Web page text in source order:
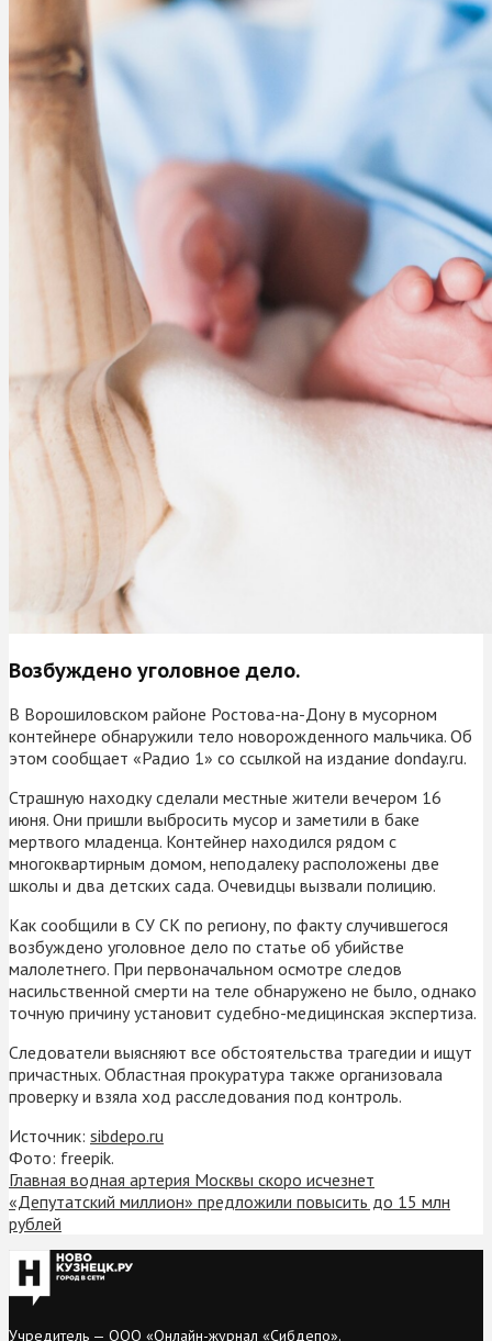
Возбуждено уголовное дело.
В Ворошиловском районе Ростова-на-Дону в мусорном
контейнере обнаружили тело новорожденного мальчика. Об
этом сообщает «Радио 1» со ссылкой на издание donday.ru.
Страшную находку сделали местные жители вечером 16
июня. Они пришли выбросить мусор и заметили в баке
мертвого младенца. Контейнер находился рядом с
многоквартирным домом, неподалеку расположены две
школы и два детских сада. Очевидцы вызвали полицию.
Как сообщили в СУ СК по региону, по факту случившегося
возбуждено уголовное дело по статье об убийстве
малолетнего. При первоначальном осмотре следов
насильственной смерти на теле обнаружено не было, однако
точную причину установит судебно-медицинская экспертиза.
Следователи выясняют все обстоятельства трагедии и ищут
причастных. Областная прокуратура также организовала
проверку и взяла ход расследования под контроль.
Источник: sibdepo.ru
Фото: freepik.
Главная водная артерия Москвы скоро исчезнет
«Депутатский миллион» предложили повысить до 15 млн
рублей
Учредитель — ООО «Онлайн-журнал «Сибдепо».